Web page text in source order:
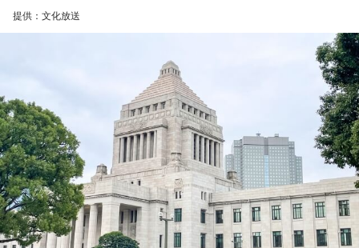
ティ番組で存在感を発揮してきたエネルギッシュな魅力で、
スタジオを明るく盛り上げる。
26日（水）は、今年6月に落語協会会長に就任した林家正蔵
が登場し、落語芸術協会会長の春風亭昇太との会長対談が実
現する。落語界を牽引する2人が落語への想いや未来を語り合
う。林家正蔵の軽妙な語り口と確かな話芸で、 『ビバリー昼
ズ』ならではの“昼の寄席”のようなひとときを届ける。
27日（木）は、清水ミチコとナイツのレギュラー3人で賑や
かに届ける。リスナーから募集したエピソードとリクエスト
を紹介する「音楽道場破り」のテーマは「サンキューリクエ
提供：文化放送